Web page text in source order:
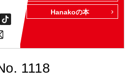
Hanakoの本
1118